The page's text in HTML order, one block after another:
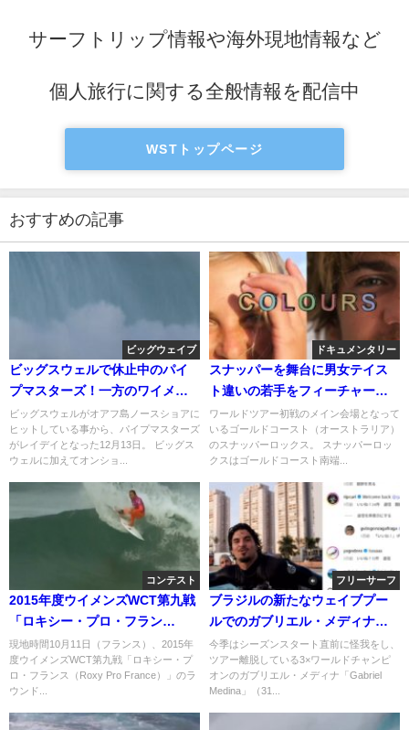
サーフトリップ情報や海外現地情報など
個人旅行に関する全般情報を配信中
WSTトップページ
おすすめの記事
ビッグウェイブ
ビッグスウェルで休止中のパイ
プマスターズ！一方のワイメア
でジョンジョンがゴー
ビッグスウェルがオアフ島ノースショアに
ヒットしている事から、パイプマスターズ
がレイデイとなった12月13日。 ビッグス
ウェルに加えてオンショ...
ドキュメンタリー
スナッパーを舞台に男女テイス
ト違いの若手をフィーチャー！
リーフとアイヴィー
ワールドツアー初戦のメイン会場となって
いるゴールドコースト（オーストラリア）
のスナッパーロックス。 スナッパーロッ
クスはゴールドコースト南端...
コンテスト
2015年度ウイメンズWCT第九戦
「ロキシー・プロ・フラン
ス」：三日目ハイライト
現地時間10月11日（フランス）、2015年
度ウイメンズWCT第九戦「ロキシー・プ
ロ・フランス（Roxy Pro France）」のラ
ウンド...
フリーサーフ
ブラジルの新たなウェイブプー
ルでのガブリエル・メディナの
サーフィン復帰動画
今季はシーズンスタート直前に怪我をし、
ツアー離脱している3×ワールドチャンピ
オンのガブリエル・メディナ「Gabriel
Medina」（31...